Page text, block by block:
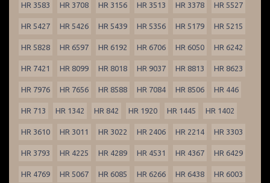
HR 3583 HR 3708 HR 3156 HR 3513 HR 3378 HR 5527
HR 5427 HR 5426 HR 5439 HR 5356 HR 5179 HR 5215
HR 5828 HR 6597 HR 6192 HR 6706 HR 6050 HR 6242
HR 7421 HR 8099 HR 8018 HR 9037 HR 8813 HR 8623
HR 7976 HR 7656 HR 8588 HR 7084 HR 8506 HR 446
HR 713 HR 1342 HR 842 HR 1920 HR 1445 HR 1402
HR 3610 HR 3011 HR 3022 HR 2406 HR 2214 HR 3303
HR 3793 HR 4225 HR 4289 HR 4531 HR 4367 HR 6429
HR 4769 HR 5067 HR 6085 HR 6266 HR 6438 HR 6003